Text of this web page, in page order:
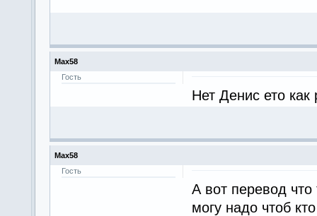
Max58
Гость
Нет Денис ето как
Max58
Гость
А вот перевод
могу надо чтоб